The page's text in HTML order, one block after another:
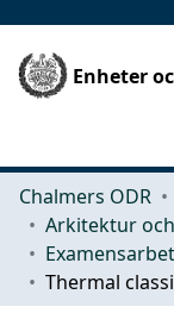
Enheter
Chalmers ODR